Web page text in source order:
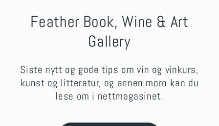
Feather Book, Wine & Art
Gallery
Siste nytt og gode tips om vin og vinkurs,
kunst og litteratur, og annen moro kan du
lese om i nettmagasinet.